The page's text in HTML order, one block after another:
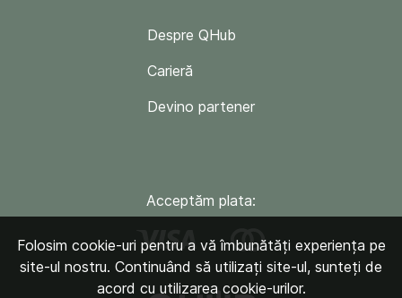
Despre QHub
Carieră
Devino partener
Acceptăm plata:
Folosim cookie-uri pentru a vă îmbunătăți experiența pe
site-ul nostru. Continuând să utilizați site-ul, sunteți de
acord cu utilizarea cookie-urilor.